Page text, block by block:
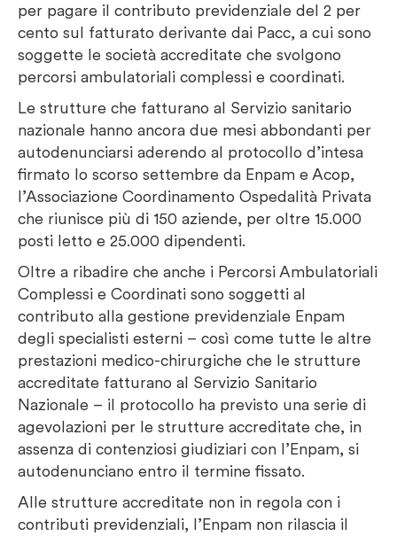
per pagare il contributo previdenziale del 2 per
cento sul fatturato derivante dai Pacc, a cui sono
soggette le società accreditate che svolgono
percorsi ambulatoriali complessi e coordinati.
Le strutture che fatturano al Servizio sanitario
nazionale hanno ancora due mesi abbondanti per
autodenunciarsi aderendo al protocollo d’intesa
firmato lo scorso settembre da Enpam e Acop,
l’Associazione Coordinamento Ospedalità Privata
che riunisce più di 150 aziende, per oltre 15.000
posti letto e 25.000 dipendenti.
Oltre a ribadire che anche i Percorsi Ambulatoriali
Complessi e Coordinati sono soggetti al
contributo alla gestione previdenziale Enpam
degli specialisti esterni – così come tutte le altre
prestazioni medico-chirurgiche che le strutture
accreditate fatturano al Servizio Sanitario
Nazionale – il protocollo ha previsto una serie di
agevolazioni per le strutture accreditate che, in
assenza di contenziosi giudiziari con l’Enpam, si
autodenunciano entro il termine fissato.
Alle strutture accreditate non in regola con i
contributi previdenziali, l’Enpam non rilascia il